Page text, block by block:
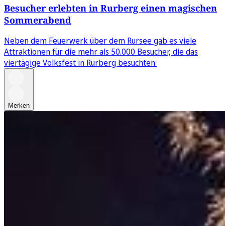
Besucher erlebten in Rurberg einen magischen
Sommerabend
Neben dem Feuerwerk über dem Rursee gab es viele
Attraktionen für die mehr als 50.000 Besucher, die das
viertägige Volksfest in Rurberg besuchten.
Merken